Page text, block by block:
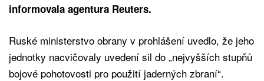
informovala agentura Reuters.
Ruské ministerstvo obrany v prohlášení uvedlo, že jeho
jednotky nacvičovaly uvedení sil do „nejvyšších stupňů
bojové pohotovosti pro použití jaderných zbraní“.